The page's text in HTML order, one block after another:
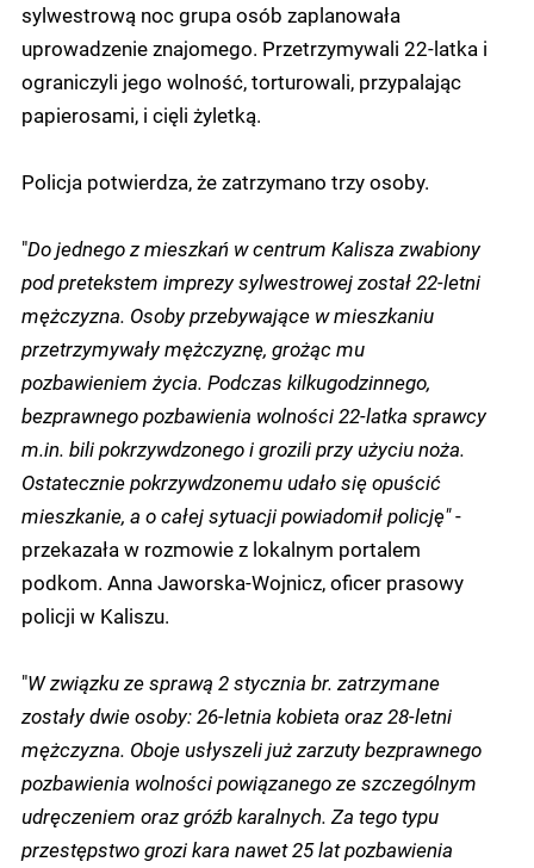
sylwestrową noc grupa osób zaplanowała
uprowadzenie znajomego. Przetrzymywali 22-latka i
ograniczyli jego wolność, torturowali, przypalając
papierosami, i cięli żyletką.
Policja potwierdza, że zatrzymano trzy osoby.
"Do jednego z mieszkań w centrum Kalisza zwabiony
pod pretekstem imprezy sylwestrowej został 22-letni
mężczyzna. Osoby przebywające w mieszkaniu
przetrzymywały mężczyznę, grożąc mu
pozbawieniem życia. Podczas kilkugodzinnego,
bezprawnego pozbawienia wolności 22-latka sprawcy
m.in. bili pokrzywdzonego i grozili przy użyciu noża.
Ostatecznie pokrzywdzonemu udało się opuścić
mieszkanie, a o całej sytuacji powiadomił policję"-
przekazała w rozmowie z lokalnym portalem
podkom. Anna Jaworska-Wojnicz, oficer prasowy
policji w Kaliszu.
"W związku ze sprawą 2 stycznia br. zatrzymane
zostały dwie osoby: 26-letnia kobieta oraz 28-letni
mężczyzna. Oboje usłyszeli już zarzuty bezprawnego
pozbawienia wolności powiązanego ze szczególnym
udręczeniem oraz gróźb karalnych. Za tego typu
przestępstwo grozi kara nawet 25 lat pozbawienia